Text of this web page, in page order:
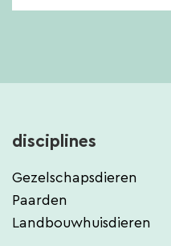
disciplines
Gezelschapsdieren
Paarden
Landbouwhuisdieren